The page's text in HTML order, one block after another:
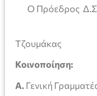
Ο Πρόεδρος
Τζουμάκας
Κοινοποίηση:
Α. Γενική